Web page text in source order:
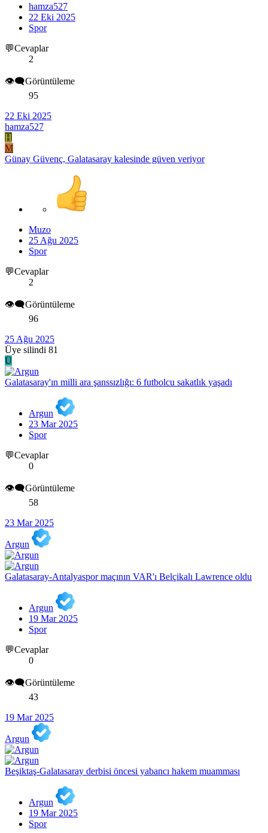
hamza527
22 Eki 2025
Spor
💬Cevaplar
2
👁️‍🗨️Görüntüleme
95
22 Eki 2025
hamza527
H
M
Günay Güvenç, Galatasaray kalesinde güven veriyor
Muzo
25 Ağu 2025
Spor
💬Cevaplar
2
👁️‍🗨️Görüntüleme
96
25 Ağu 2025
Üye silindi 81
Ü
Galatasaray'ın milli ara şanssızlığı: 6 futbolcu sakatlık yaşadı
Argun
23 Mar 2025
Spor
💬Cevaplar
0
👁️‍🗨️Görüntüleme
58
23 Mar 2025
Argun
Galatasaray-Antalyaspor maçının VAR'ı Belçikalı Lawrence oldu
Argun
19 Mar 2025
Spor
💬Cevaplar
0
👁️‍🗨️Görüntüleme
43
19 Mar 2025
Argun
Beşiktaş-Galatasaray derbisi öncesi yabancı hakem muamması
Argun
19 Mar 2025
Spor